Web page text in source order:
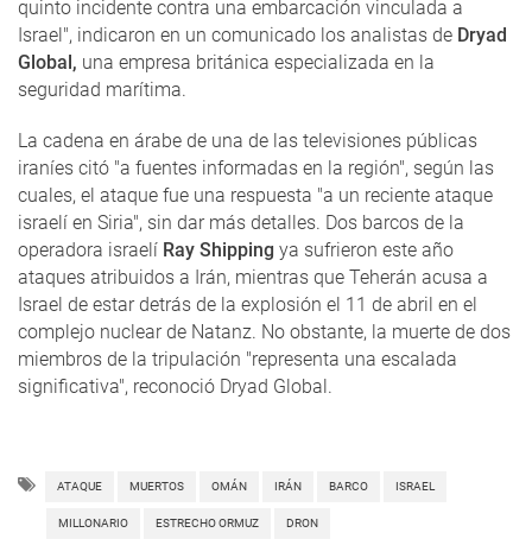
quinto incidente contra una embarcación vinculada a
Israel", indicaron en un comunicado los analistas de Dryad
Global, una empresa británica especializada en la
seguridad marítima.
La cadena en árabe de una de las televisiones públicas
iraníes citó "a fuentes informadas en la región", según las
cuales, el ataque fue una respuesta "a un reciente ataque
israelí en Siria", sin dar más detalles. Dos barcos de la
operadora israelí Ray Shipping ya sufrieron este año
ataques atribuidos a Irán, mientras que Teherán acusa a
Israel de estar detrás de la explosión el 11 de abril en el
complejo nuclear de Natanz. No obstante, la muerte de dos
miembros de la tripulación "representa una escalada
significativa", reconoció Dryad Global.
ATAQUE MUERTOS OMÁN IRÁN BARCO ISRAEL
MILLONARIO ESTRECHO ORMUZ DRON